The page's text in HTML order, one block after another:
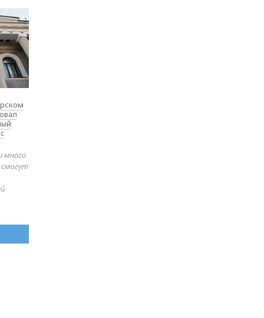
много
смогут